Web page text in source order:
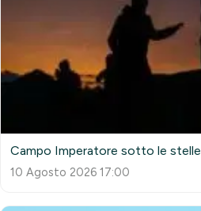
Campo Imperatore sotto le stelle
10 Agosto 2026 17:00